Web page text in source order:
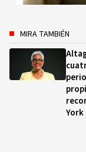
MIRA TAMBIÉN
York